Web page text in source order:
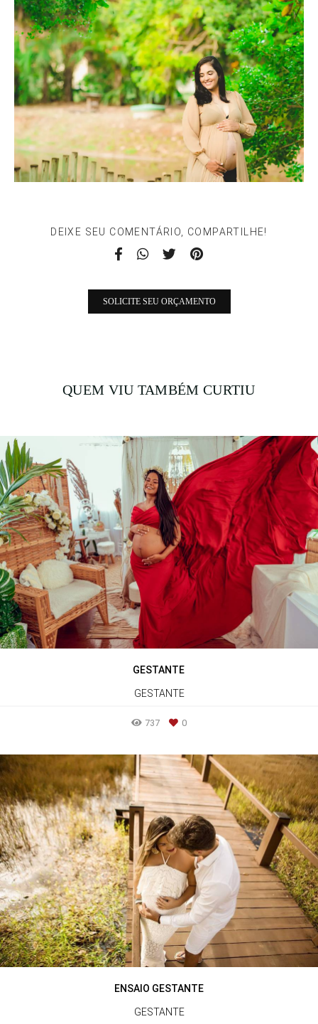
DEIXE SEU COMENTÁRIO, COMPARTILHE!
SOLICITE SEU ORÇAMENTO
QUEM VIU TAMBÉM CURTIU
GESTANTE
GESTANTE
737 0
ENSAIO GESTANTE
GESTANTE